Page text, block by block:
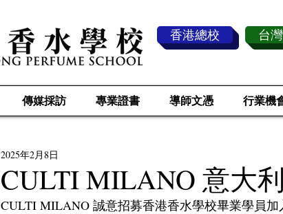
香港總校 台
傳媒採訪 專業證書 導師文憑 行業機
CULTI MILANO 意大
2025年2月8日
CULTI MILANO 誠意招募香港香水學校畢業學員